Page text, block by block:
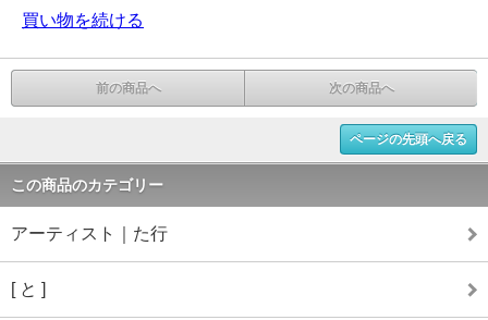
買い物を続ける
前の商品へ 次の商品へ
ページの先頭へ戻る
この商品のカテゴリー
アーティスト｜た行
[ と ]